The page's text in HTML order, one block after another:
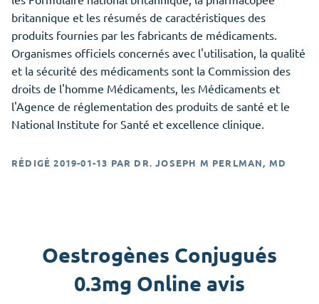
britannique et les résumés de caractéristiques des
produits fournies par les fabricants de médicaments.
Organismes officiels concernés avec l'utilisation, la qualité
et la sécurité des médicaments sont la Commission des
droits de l'homme Médicaments, les Médicaments et
l'Agence de réglementation des produits de santé et le
National Institute for Santé et excellence clinique.
RÉDIGÉ2019-01-13 PAR DR. JOSEPH M PERLMAN, MD
Oestrogènes Conjugués
0.3mg Online avis